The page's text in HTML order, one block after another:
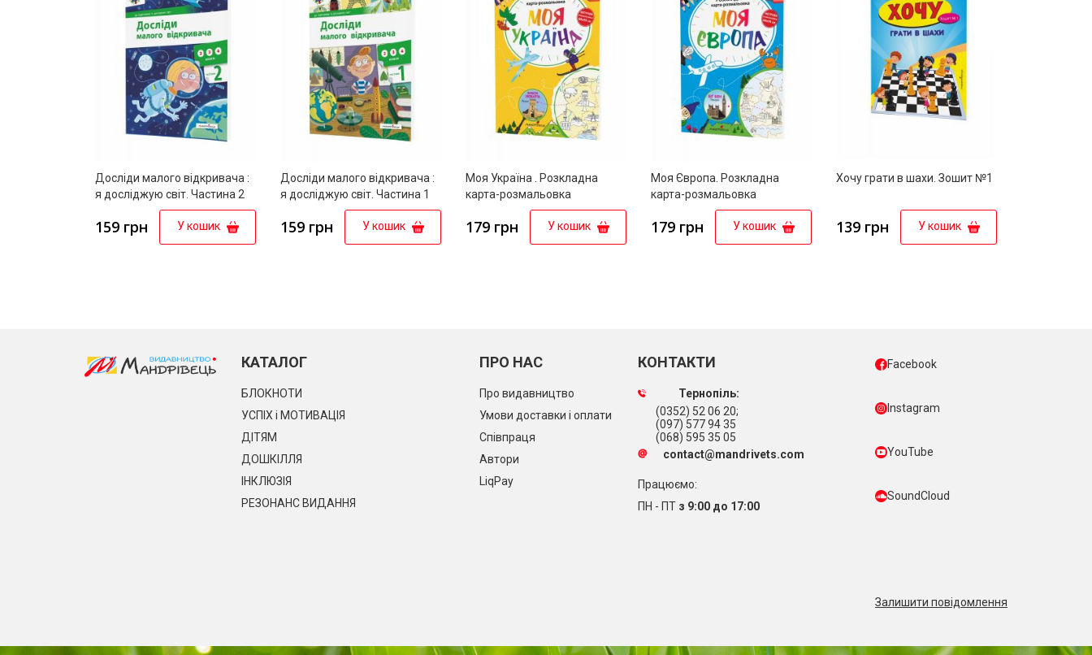
Досліди малого відкривача :
я досліджую світ. Частина 2
159 грн У кошик
Досліди малого відкривача :
я досліджую світ. Частина 1
159 грн У кошик
Моя Україна . Розкладна
карта-розмальовка
179 грн У кошик
Моя Європа. Розкладна
карта-розмальовка
179 грн У кошик
Хочу грати в шахи. Зошит №1
139 грн У кошик
КАТАЛОГ
БЛОКНОТИ
УСПІХ і МОТИВАЦІЯ
ДІТЯМ
ДОШКІЛЛЯ
ІНКЛЮЗІЯ
РЕЗОНАНС ВИДАННЯ
ПРО НАС
Про видавництво
Умови доставки і оплати
Співпраця
Автори
LiqPay
КОНТАКТИ
Тернопіль:
(0352) 52 06 20;
(097) 577 94 35
(068) 595 35 05
contact@mandrivets.com
Працюємо:
ПН - ПТ з 9:00 до 17:00
Facebook
Instagram
YouTube
SoundCloud
Залишити повідомлення